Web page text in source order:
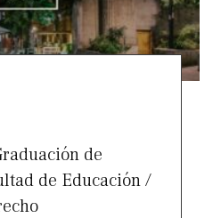
de
de Educación /